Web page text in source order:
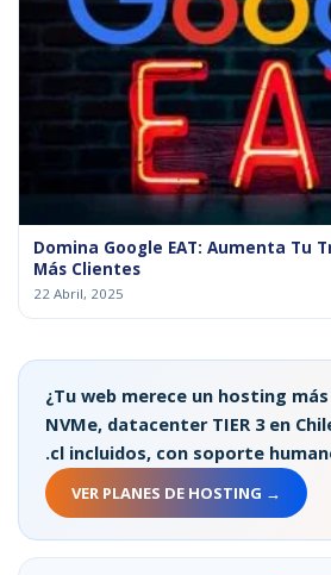
Domina Google EAT: Aumenta Tu
Más Clientes
22 Abril, 2025
¿Tu web merece un hosting
NVMe, datacenter TIER 3 en
.cl incluidos, con soporte
VER PLANES DE HOSTING →